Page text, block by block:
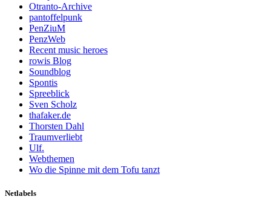
Otranto-Archive
pantoffelpunk
PenZiuM
PenzWeb
Recent music heroes
rowis Blog
Soundblog
Spontis
Spreeblick
Sven Scholz
thafaker.de
Thorsten Dahl
Traumverliebt
Ulf.
Webthemen
Wo die Spinne mit dem Tofu tanzt
Netlabels